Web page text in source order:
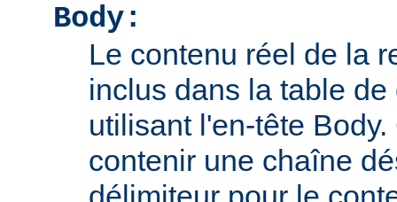
Body:
Le contenu réel de la
inclus dans la table
utilisant l'en-tête
contenir une chaîne